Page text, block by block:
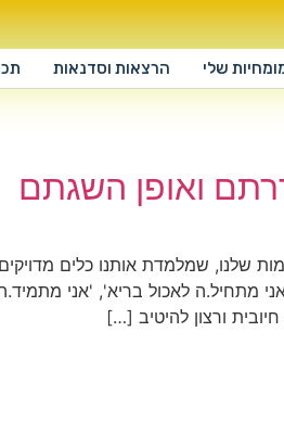
שלי הרצאות וסדנאות
ואופן השגתם
שלנו, שמלמדת אותנו כלים
מתחיל.ה לאכול בריא', 'אני
ורצון להיטיב […]